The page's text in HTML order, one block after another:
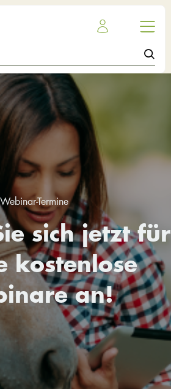
Webinar-Termine
sich jetzt für
kostenlose
an!